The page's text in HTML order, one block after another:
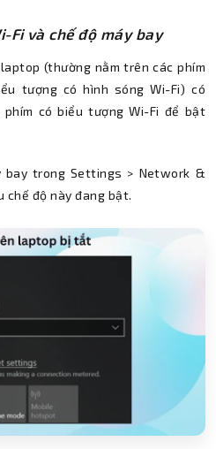
và chế độ máy bay
(thường nằm trên các phím
tượng có hình sóng Wi-Fi) có
phím có biểu tượng Wi-Fi để bật
trong Settings > Network &
chế độ này đang bật.